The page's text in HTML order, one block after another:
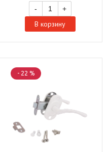
- +
В корзину
- 22 %